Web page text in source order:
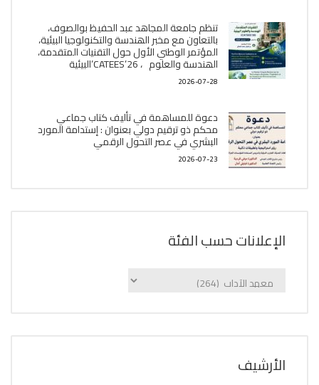
تنظم جامعة المجاهد عبد الحفيظ بوالصوف،
بالتعاون مع مخبر الھندسة والتكنولوجيا البیئیة،
المؤتمر الوطني الأول حول التقنيات المتقدمة،
الھندسة والعلوم ، CATEES’26’البیئية
2026-07-28
دعوة للمساهمة في تأليف كتاب جماعي
محكم ذو ترقيم دولي بعنوان : إستدامة المورد
البشري في عصر التحول الرقمي
2026-07-23
الإعلانات حسب الفئة
الإعلانات
اﻷرشيف